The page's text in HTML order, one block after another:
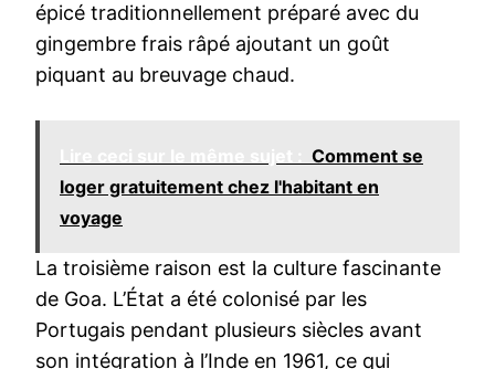
épicé traditionnellement préparé avec du
gingembre frais râpé ajoutant un goût
piquant au breuvage chaud.
Comment se
loger gratuitement chez l'habitant en
voyage
La troisième raison est la culture fascinante
de Goa. L’État a été colonisé par les
Portugais pendant plusieurs siècles avant
son intégration à l’Inde en 1961, ce qui